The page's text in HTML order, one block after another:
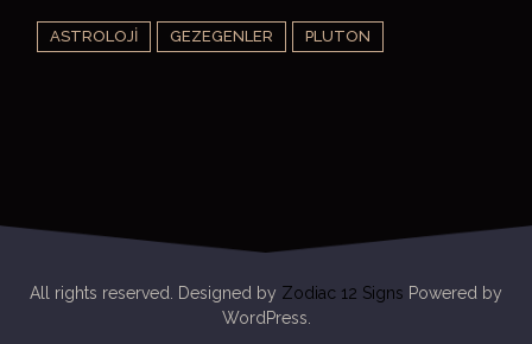
ASTROLOJI GEZEGENLER PLUTON
All rights reserved. Designed by Zodiac 12 Signs Powered by
WordPress.